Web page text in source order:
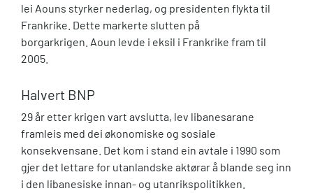
lei Aouns styrker nederlag, og presidenten flykta til
Frankrike. Dette markerte slutten på
borgarkrigen. Aoun levde i eksil i Frankrike fram til
2005.
Halvert BNP
29 år etter krigen vart avslutta, lev libanesarane
framleis med dei økonomiske og sosiale
konsekvensane. Det kom i stand ein avtale i 1990 som
gjer det lettare for utanlandske aktørar å blande seg inn
i den libanesiske innan- og utanrikspolitikken.